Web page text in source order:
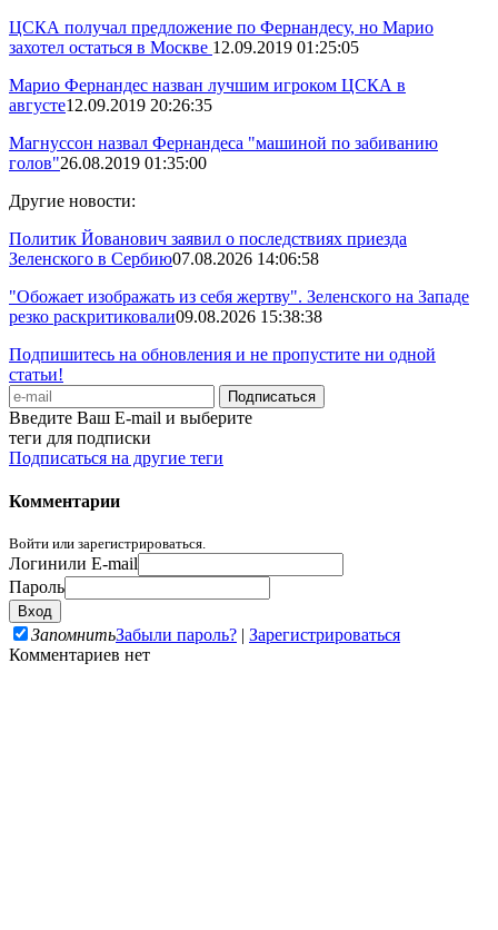
ЦСКА получал предложение по Фернандесу, но Марио
захотел остаться в Москве 12.09.2019 01:25:05
Марио Фернандес назван лучшим игроком ЦСКА в
августе12.09.2019 20:26:35
Магнуссон назвал Фернандеса "машиной по забиванию
голов"26.08.2019 01:35:00
Другие новости:
Политик Йованович заявил о последствиях приезда
Зеленского в Сербию07.08.2026 14:06:58
"Обожает изображать из себя жертву". Зеленского на Западе
резко раскритиковали09.08.2026 15:38:38
Подпишитесь на обновления и не пропустите ни одной
статьи!
Введите Ваш E-mail и выберите
теги для подписки
Подписаться на другие теги
Комментарии
Войти или зарегистрироваться.
Логинили E-mail
Пароль
ЗапомнитьЗабыли пароль? | Зарегистрироваться
Комментариев нет